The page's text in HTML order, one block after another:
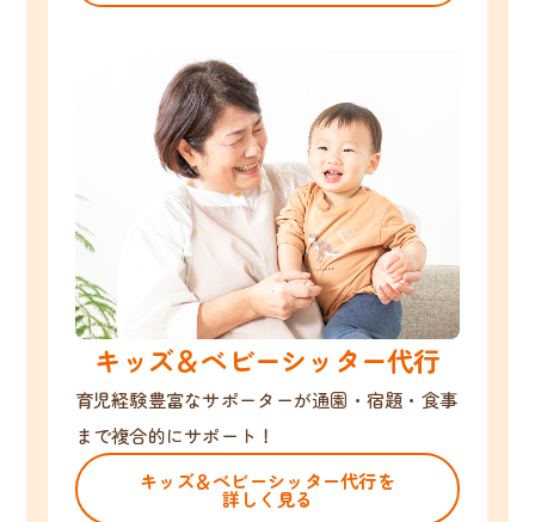
キッズ＆ベビーシッター代行
育児経験豊富なサポーターが通園・宿題・食事
まで複合的にサポート！
キッズ＆ベビーシッター代行を
詳しく見る